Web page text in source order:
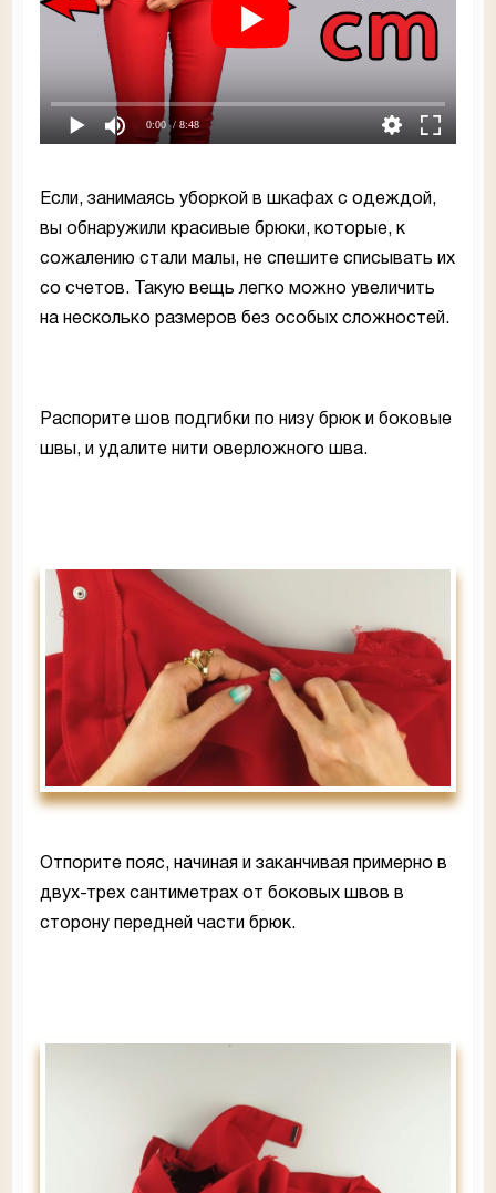
0:00 / 8:48
Если, занимаясь уборкой в шкафах с одеждой,
вы обнаружили красивые брюки, которые, к
сожалению стали малы, не спешите списывать их
со счетов. Такую вещь легко можно увеличить
на несколько размеров без особых сложностей.
Распорите шов подгибки по низу брюк и боковые
швы, и удалите нити оверложного шва.
Отпорите пояс, начиная и заканчивая примерно в
двух-трех сантиметрах от боковых швов в
сторону передней части брюк.